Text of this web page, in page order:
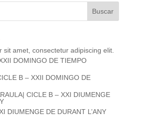
sit amet, consectetur adipiscing elit.
DOMINGO DE TIEMPO
B – XXII DOMINGO DE
CICLE B – XXI DIUMENGE
DIUMENGE DE DURANT L’ANY